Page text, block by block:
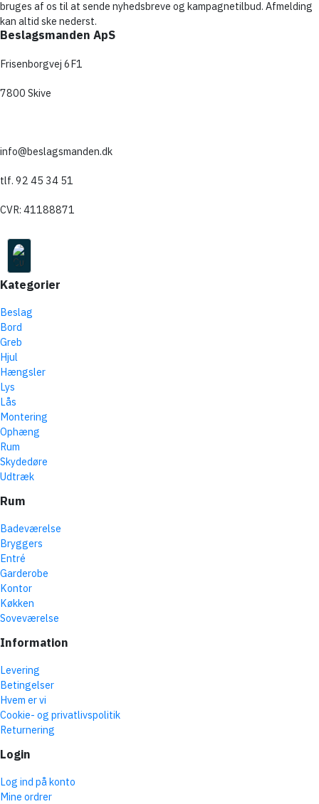
bruges af os til at sende nyhedsbreve og kampagnetilbud. Afmelding
kan altid ske nederst.
Beslagsmanden ApS
Frisenborgvej 6F1
7800 Skive
info@beslagsmanden.dk
tlf. 92 45 34 51
CVR: 41188871
Kategorier
Beslag
Bord
Greb
Hjul
Hængsler
Lys
Lås
Montering
Ophæng
Rum
Skydedøre
Udtræk
Rum
Badeværelse
Bryggers
Entré
Garderobe
Kontor
Køkken
Soveværelse
Information
Levering
Betingelser
Hvem er vi
Cookie- og privatlivspolitik
Returnering
Login
Log ind på konto
Mine ordrer